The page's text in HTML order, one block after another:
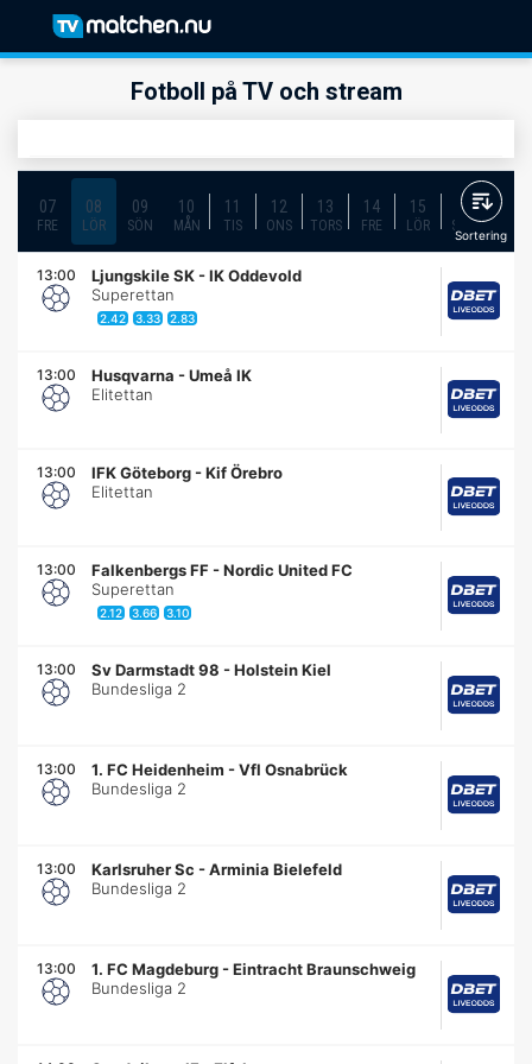
Fotboll på TV och stream
07
FRE
08
LÖR
09
SÖN
10
MÅN
11
TIS
12
ONS
13
TORS
14
FRE
15
LÖR
16
SÖN
Sortering
13:00 Ljungskile SK -IK Oddevold
Superettan
2.42 3.33 2.83
13:00 Husqvarna -Umeå IK
Elitettan
13:00 IFK Göteborg -Kif Örebro
Elitettan
13:00 Falkenbergs FF -Nordic United FC
Superettan
2.12 3.66 3.10
13:00 Sv Darmstadt 98 -Holstein Kiel
Bundesliga 2
13:00 1. FC Heidenheim -Vfl Osnabrück
Bundesliga 2
13:00 Karlsruher Sc -Arminia Bielefeld
Bundesliga 2
13:00 1. FC Magdeburg -Eintracht Braunschweig
Bundesliga 2